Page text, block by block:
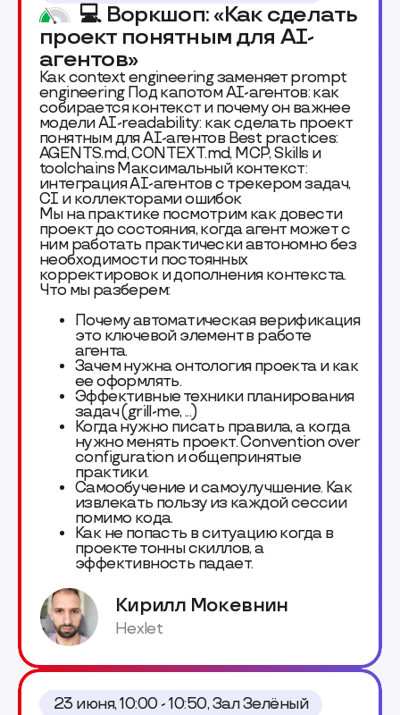
💻 Воркшоп: «Как сделать
проект понятным для AI-
агентов»
Как context engineering заменяет prompt
engineering Под капотом AI-агентов: как
собирается контекст и почему он важнее
модели AI-readability: как сделать проект
понятным для AI-агентов Best practices:
AGENTS.md, CONTEXT.md, MCP, Skills и
toolchains Максимальный контекст:
интеграция AI-агентов с трекером задач,
CI и коллекторами ошибок
Мы на практике посмотрим как довести
проект до состояния, когда агент может с
ним работать практически автономно без
необходимости постоянных
корректировок и дополнения контекста.
Что мы разберем:
Почему автоматическая верификация
это ключевой элемент в работе
агента.
Зачем нужна онтология проекта и как
ее оформлять.
Эффективные техники планирования
задач (grill-me, ...)
Когда нужно писать правила, а когда
нужно менять проект. Convention over
configuration и общепринятые
практики.
Самообучение и самоулучшение. Как
извлекать пользу из каждой сессии
помимо кода.
Как не попасть в ситуацию когда в
проекте тонны скиллов, а
эффективность падает.
Кирилл Мокевнин
Hexlet
23 июня, 10:00 - 10:50, Зал Зелёный